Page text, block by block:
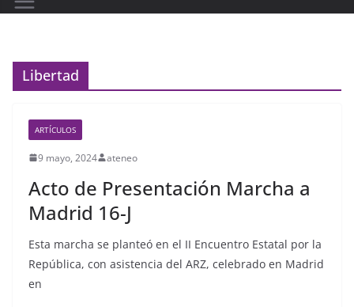
Libertad
ARTÍCULOS
9 mayo, 2024 ateneo
Acto de Presentación Marcha a
Madrid 16-J
Esta marcha se planteó en el II Encuentro Estatal por la
República, con asistencia del ARZ, celebrado en Madrid
en